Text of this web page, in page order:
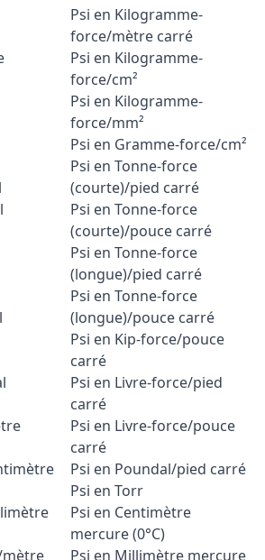
mètre
Psi en Kilogramme-
force/mètre carré
Psi en Kilogramme-
force/cm²
Psi en Kilogramme-
force/mm²
Psi en Gramme-force/cm²
Psi en Tonne-force
(courte)/pied carré
Psi en Tonne-force
(courte)/pouce carré
Psi en Tonne-force
(longue)/pied carré
Psi en Tonne-force
(longue)/pouce carré
Psi en Kip-force/pouce
carré
Psi en Livre-force/pied
carré
Psi en Livre-force/pouce
carré
Psi en Poundal/pied carré
Psi en Torr
Psi en Centimètre
mercure (0°C)
Psi en Millimètre mercure